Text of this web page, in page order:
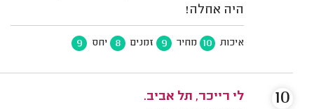
היה אחלה!
איכות 10 מחיר 9 זמנים 8 יחס 9
לי רייכר, תל אביב.
10